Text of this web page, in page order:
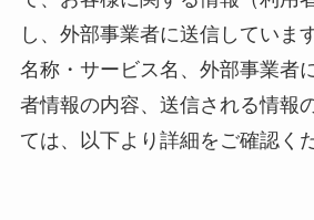
し、外部事業者に送信していま
名称・サービス名、外部事業者
者情報の内容、送信される情報
ては、以下より詳細をご確認く